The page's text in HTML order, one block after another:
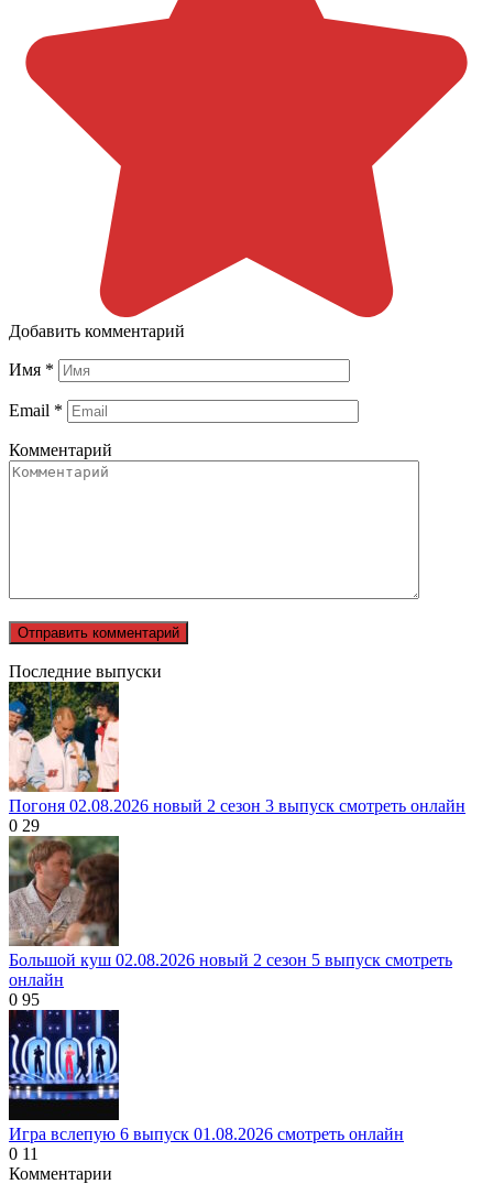
Добавить комментарий
Имя *
Email *
Комментарий
Последние выпуски
Погоня 02.08.2026 новый 2 сезон 3 выпуск смотреть онлайн
0 29
Большой куш 02.08.2026 новый 2 сезон 5 выпуск смотреть
онлайн
0 95
Игра вслепую 6 выпуск 01.08.2026 смотреть онлайн
0 11
Комментарии